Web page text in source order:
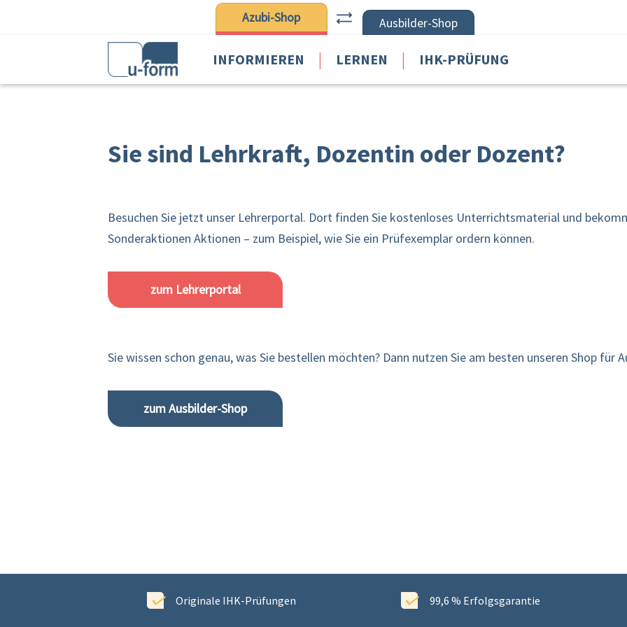
Azubi-Shop Ausbilder-Shop
INFORMIEREN | LERNEN | IHK-PRÜFUNG
Sie sind Lehrkraft, Dozentin oder Dozent?
Besuchen Sie jetzt unser Lehrerportal. Dort finden Sie kostenloses Unterrichtsmaterial und
Sonderaktionen Aktionen – zum Beispiel, wie Sie ein Prüfexemplar ordern können.
zum Lehrerportal
Sie wissen schon genau, was Sie bestellen möchten? Dann nutzen Sie am besten unseren Shop für
zum Ausbilder-Shop
Originale IHK-Prüfungen 99,6 % Erfolgsgarantie